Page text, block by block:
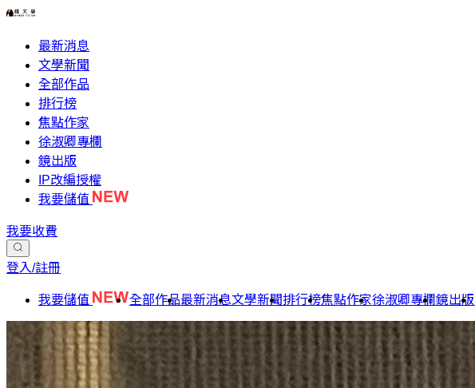
最新消息
文學新聞
全部作品
排行榜
焦點作家
徐淑卿專欄
鏡出版
IP改編授權
我要儲值
我要收費
登入/註冊
我要儲值 全部作品最新消息文學新聞排行榜焦點作家徐淑卿專欄鏡出版